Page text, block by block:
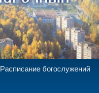
Расписание богослужений